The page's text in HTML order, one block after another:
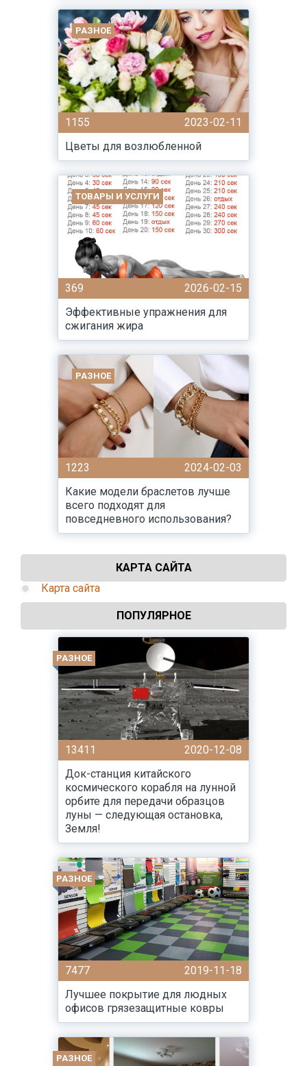
РАЗНОЕ
1155
2023-02-11
Цветы для возлюбленной
ТОВАРЫ И УСЛУГИ
369
2026-02-15
Эффективные упражнения для
сжигания жира
РАЗНОЕ
1223
2024-02-03
Какие модели браслетов лучше
всего подходят для
повседневного использования?
КАРТА САЙТА
Карта сайта
ПОПУЛЯРНОЕ
РАЗНОЕ
13411
2020-12-08
Док-станция китайского
космического корабля на лунной
орбите для передачи образцов
луны — следующая остановка,
Земля!
РАЗНОЕ
7477
2019-11-18
Лучшее покрытие для людных
офисов грязезащитные ковры
РАЗНОЕ